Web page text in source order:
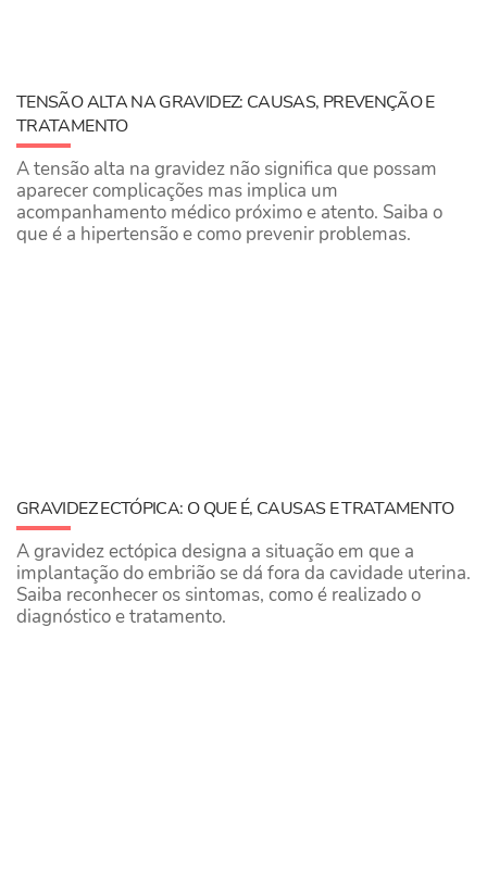
TENSÃO ALTA NA GRAVIDEZ: CAUSAS, PREVENÇÃO E
TRATAMENTO
A tensão alta na gravidez não significa que possam
aparecer complicações mas implica um
acompanhamento médico próximo e atento. Saiba o
que é a hipertensão e como prevenir problemas.
GRAVIDEZ ECTÓPICA: O QUE É, CAUSAS E TRATAMENTO
A gravidez ectópica designa a situação em que a
implantação do embrião se dá fora da cavidade uterina.
Saiba reconhecer os sintomas, como é realizado o
diagnóstico e tratamento.